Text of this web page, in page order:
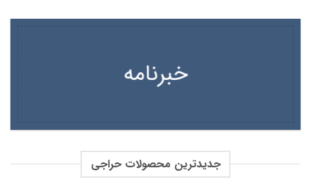
خبرنامه
جدیدترین محصولات حراجی